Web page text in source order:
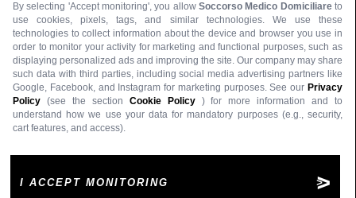
By selecting 'Accept monitoring', you allow Soccorso Medico Domiciliare to
use cookies, pixels, tags, and similar technologies. We use these
technologies to collect information about the device and browser you use in
order to monitor your activity for marketing and functional purposes, such as
displaying personalized ads and improving the site. Our company may share
such data with third parties, including social media advertising partners like
Google, Facebook, and Instagram for marketing purposes. See our Privacy
Policy (see the section Cookie Policy
) for more information and to
understand how we use your data for mandatory purposes (e.g., security,
cart features, and access).
I ACCEPT MONITORING